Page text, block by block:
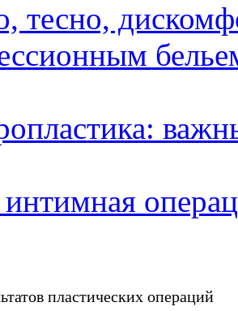
тесно,
пластических операций